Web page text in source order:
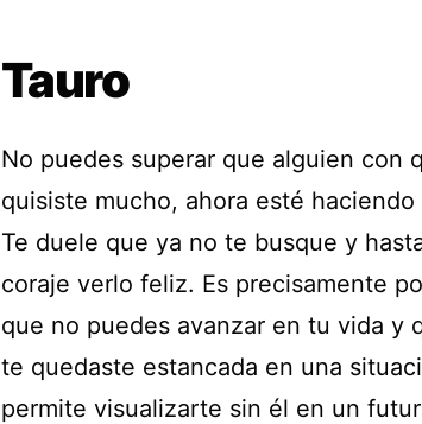
Tauro
No puedes superar que alguien con
quisiste mucho, ahora esté
Te duele que ya no te busque y
coraje verlo feliz. Es precisamente
que no puedes avanzar en tu vida y
te quedaste estancada en una
permite visualizarte sin él en un